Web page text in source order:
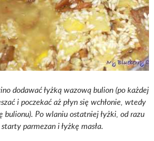
dodawać łyżką wazową bulion (po każdej
i poczekać aż płyn się wchłonie, wtedy
bulionu). Po wlaniu ostatniej łyżki, od razu
parmezan i łyżkę masła.